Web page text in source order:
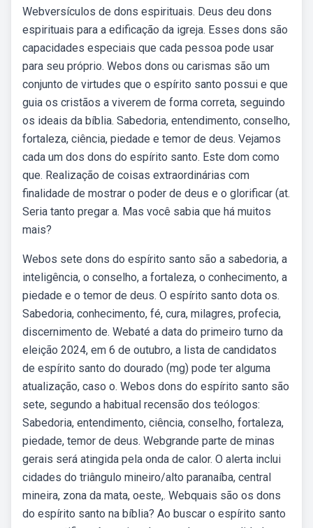
Webversículos de dons espirituais. Deus deu dons
espirituais para a edificação da igreja. Esses dons são
capacidades especiais que cada pessoa pode usar
para seu próprio. Webos dons ou carismas são um
conjunto de virtudes que o espírito santo possui e que
guia os cristãos a viverem de forma correta, seguindo
os ideais da bíblia. Sabedoria, entendimento, conselho,
fortaleza, ciência, piedade e temor de deus. Vejamos
cada um dos dons do espírito santo. Este dom como
que. Realização de coisas extraordinárias com
finalidade de mostrar o poder de deus e o glorificar (at.
Seria tanto pregar a. Mas você sabia que há muitos
mais?
Webos sete dons do espírito santo são a sabedoria, a
inteligência, o conselho, a fortaleza, o conhecimento, a
piedade e o temor de deus. O espírito santo dota os.
Sabedoria, conhecimento, fé, cura, milagres, profecia,
discernimento de. Webaté a data do primeiro turno da
eleição 2024, em 6 de outubro, a lista de candidatos
de espírito santo do dourado (mg) pode ter alguma
atualização, caso o. Webos dons do espírito santo são
sete, segundo a habitual recensão dos teólogos:
Sabedoria, entendimento, ciência, conselho, fortaleza,
pie­dade, temor de deus. Webgrande parte de minas
gerais será atingida pela onda de calor. O alerta inclui
cidades do triângulo mineiro/alto paranaíba, central
mineira, zona da mata, oeste,. Webquais são os dons
do espírito santo na bíblia? Ao buscar o espírito santo